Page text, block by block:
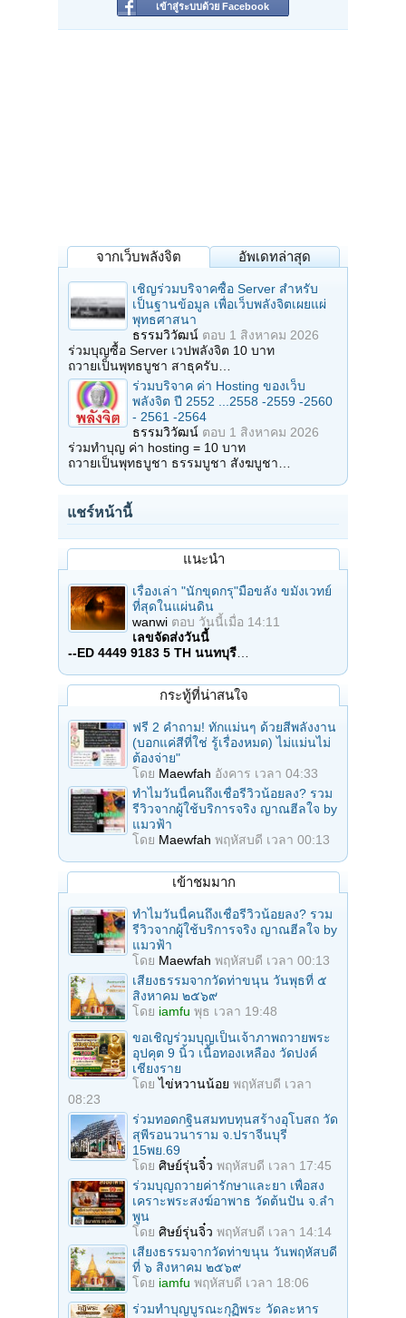
เข้าสู่ระบบด้วย Facebook
จากเว็บพลังจิต อัพเดทล่าสุด
เชิญร่วมบริจาคซื้อ Server สำหรับ
เป็นฐานข้อมูล เพื่อเว็บพลังจิตเผยแผ่
พุทธศาสนา
ธรรมวิวัฒน์ ตอบ 1 สิงหาคม 2026
ร่วมบุญซื้อ Server เวปพลังจิต 10 บาท
ถวายเป็นพุทธบูชา สาธุครับ…
ร่วมบริจาค ค่า Hosting ของเว็บ
พลังจิต ปี 2552 ...2558 -2559 -2560
- 2561 -2564
ธรรมวิวัฒน์ ตอบ 1 สิงหาคม 2026
ร่วมทำบุญ ค่า hosting = 10 บาท
ถวายเป็นพุทธบูชา ธรรมบูชา สังฆบูชา…
แชร์หน้านี้
แนะนำ
เรื่องเล่า "นักขุดกรุ"มือขลัง ขมังเวทย์
ที่สุดในแผ่นดิน
wanwi ตอบ วันนี้เมื่อ 14:11
เลขจัดส่งวันนี้
--ED 4449 9183 5 TH นนทบุรี…
กระทู้ที่น่าสนใจ
ฟรี 2 คำถาม! ทักแม่นๆ ด้วยสีพลังงาน
(บอกแค่สีที่ใช่ รู้เรื่องหมด) ไม่แม่นไม่
ต้องจ่าย"
โดย Maewfah อังคาร เวลา 04:33
ทำไมวันนี้คนถึงเชื่อรีวิวน้อยลง? รวม
รีวิวจากผู้ใช้บริการจริง ญาณฮีลใจ by
แมวฟ้า
โดย Maewfah พฤหัสบดี เวลา 00:13
เข้าชมมาก
ทำไมวันนี้คนถึงเชื่อรีวิวน้อยลง? รวม
รีวิวจากผู้ใช้บริการจริง ญาณฮีลใจ by
แมวฟ้า
โดย Maewfah พฤหัสบดี เวลา 00:13
เสียงธรรมจากวัดท่าขนุน วันพุธที่ ๕
สิงหาคม ๒๕๖๙
โดย iamfu พุธ เวลา 19:48
ขอเชิญร่วมบุญเป็นเจ้าภาพถวายพระ
อุปคุต 9 นิ้ว เนื้อทองเหลือง วัดปงค์
เชียงราย
โดยไข่หวานน้อย พฤหัสบดี เวลา
08:23
ร่วมทอดกฐินสมทบทุนสร้างอุโบสถ วัด
สุพีรอนวนาราม จ.ปราจีนบุรี
15พย.69
โดย ศิษย์รุ่นจิ๋ว พฤหัสบดี เวลา 17:45
ร่วมบุญถวายค่ารักษาและยา เพื่อสง
เคราะพระสงฆ์อาพาธ วัดต้นปัน จ.ลํา
พูน
โดย ศิษย์รุ่นจิ๋ว พฤหัสบดี เวลา 14:14
เสียงธรรมจากวัดท่าขนุน วันพฤหัสบดี
ที่ ๖ สิงหาคม ๒๕๖๙
โดย iamfu พฤหัสบดี เวลา 18:06
ร่วมทําบุญบูรณะกุฏิพระ วัดละหาร